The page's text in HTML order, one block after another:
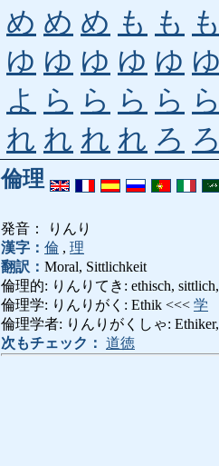
め め め も も
ゆ ゆ ゆ ゆ ゆ
よ ら ら ら ら
れ れ れ れ ろ
倫理
発音： りんり
漢字： 倫 , 理
翻訳： Moral, Sittlichkeit
倫理的: りんりてき: ethisch,
倫理学: りんりがく: Ethik <<< 学
倫理学者: りんりがくしゃ:
次もチェック： 道徳